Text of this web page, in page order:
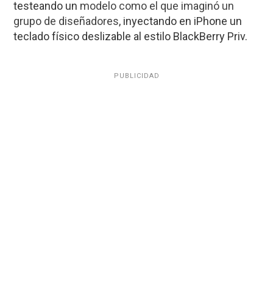
testeando un modelo como el que imaginó un
grupo de diseñadores, inyectando en iPhone un
teclado físico deslizable al estilo BlackBerry Priv.
PUBLICIDAD